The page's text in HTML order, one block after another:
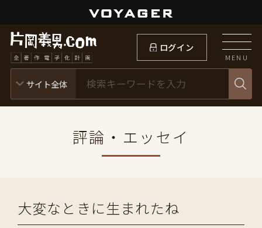
ログイン
MENU
評論・エッセイ
大変なときに生まれたね